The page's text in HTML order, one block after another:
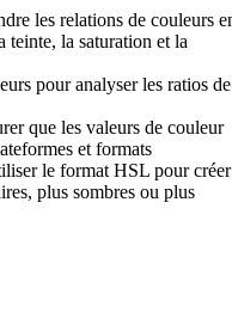
les relations de couleurs
la saturation et la
pour analyser les ratios de
que les valeurs de couleur
et formats
le format HSL pour créer
plus sombres ou plus